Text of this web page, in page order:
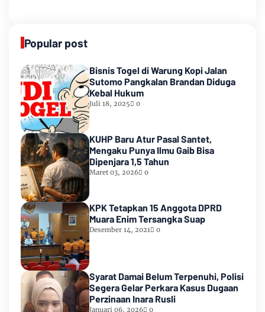
Popular post
Bisnis Togel di Warung Kopi Jalan
Sutomo Pangkalan Brandan Diduga
Kebal Hukum
Juli 18, 2025 0
KUHP Baru Atur Pasal Santet,
Mengaku Punya Ilmu Gaib Bisa
Dipenjara 1,5 Tahun
Maret 03, 2026 0
KPK Tetapkan 15 Anggota DPRD
Muara Enim Tersangka Suap
Desember 14, 2021 0
Syarat Damai Belum Terpenuhi, Polisi
Segera Gelar Perkara Kasus Dugaan
Perzinaan Inara Rusli
Januari 06, 2026 0